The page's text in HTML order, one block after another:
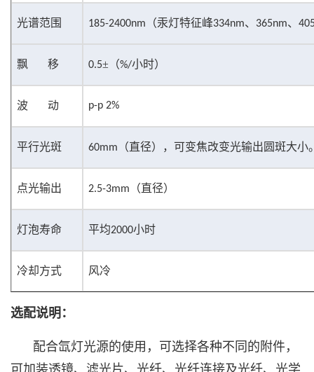
光谱范围 185-2400nm （汞灯特征峰334nm、 365nm、
飘 移 0.5±（%/小时）
波 动 p-p 2%
平行光斑 60mm （直径），可变焦改变光输出圆斑大小
点光输出 2.5-3mm （直径）
灯泡寿命 平均2000小时
冷却方式 风冷
选配说明：
配合氙灯光源的使用，可选择各种不同的附件，
可加装透镜、滤光片、光纤、光纤连接及光纤、光学